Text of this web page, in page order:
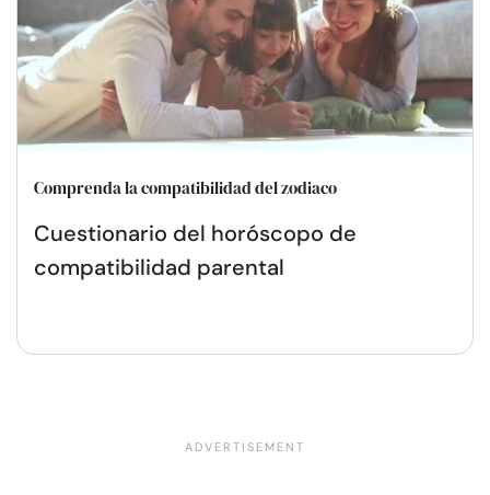
Comprenda la compatibilidad del zodiaco
Cuestionario del horóscopo de
compatibilidad parental